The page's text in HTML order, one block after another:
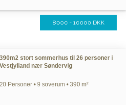
8000 - 10000 DKK
390m2 stort sommerhus til 26 personer i
Vestjylland nær Søndervig
20 Personer • 9 soverum • 390 m²